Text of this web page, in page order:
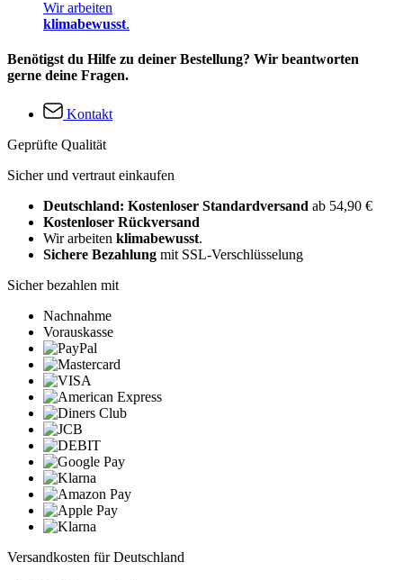
Wir arbeiten
klimabewusst.
Benötigst du Hilfe zu deiner Bestellung? Wir beantworten
gerne deine Fragen.
Kontakt
Geprüfte Qualität
Sicher und vertraut einkaufen
Deutschland: Kostenloser Standardversand ab 54,90 €
Kostenloser Rückversand
Wir arbeiten klimabewusst.
Sichere Bezahlung mit SSL-Verschlüsselung
Sicher bezahlen mit
Nachnahme
Vorauskasse
Versandkosten für Deutschland